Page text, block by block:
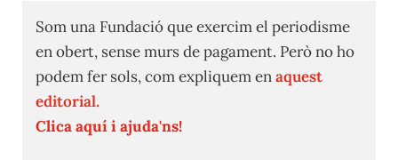
Som una Fundació que exercim el periodisme
en obert, sense murs de pagament. Però no ho
podem fer sols, com expliquem enaquest
editorial.
Clica aquí i ajuda'ns!